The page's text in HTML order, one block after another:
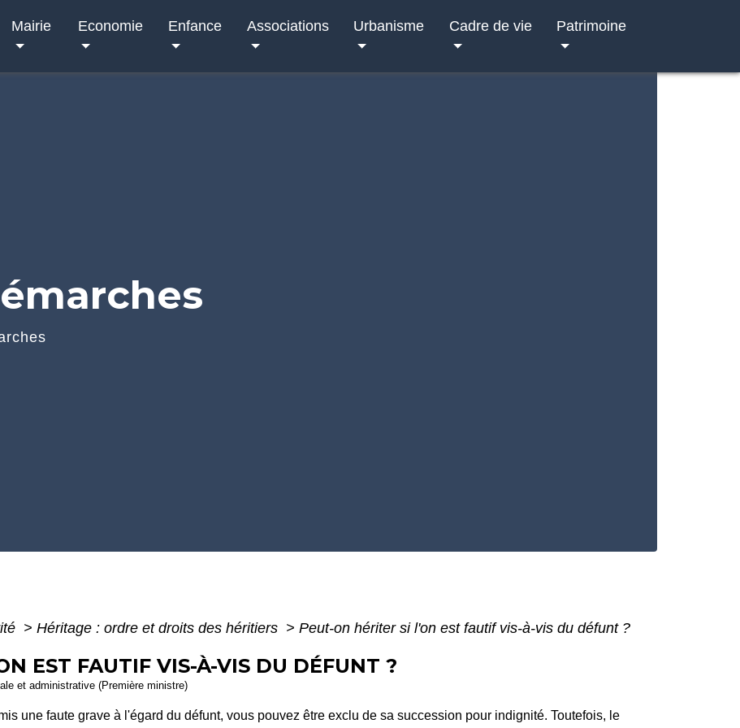
Mairie Economie Enfance Associations Urbanisme Cadre de vie Patrimoine
> Héritage : ordre et droits des héritiers > Peut-on hériter si l'on est fautif vis-à-vis du défunt ?
EST FAUTIF VIS-À-VIS DU DÉFUNT ?
et administrative (Première ministre)
une faute grave à l'égard du défunt, vous pouvez être exclu de sa succession pour indignité. Toutefois, le